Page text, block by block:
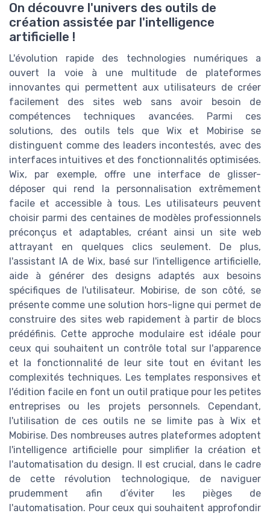
On découvre l'univers des outils de
création assistée par l'intelligence
artificielle !
L'évolution rapide des technologies numériques a
ouvert la voie à une multitude de plateformes
innovantes qui permettent aux utilisateurs de créer
facilement des sites web sans avoir besoin de
compétences techniques avancées. Parmi ces
solutions, des outils tels que Wix et Mobirise se
distinguent comme des leaders incontestés, avec des
interfaces intuitives et des fonctionnalités optimisées.
Wix, par exemple, offre une interface de glisser-
déposer qui rend la personnalisation extrêmement
facile et accessible à tous. Les utilisateurs peuvent
choisir parmi des centaines de modèles professionnels
préconçus et adaptables, créant ainsi un site web
attrayant en quelques clics seulement. De plus,
l'assistant IA de Wix, basé sur l'intelligence artificielle,
aide à générer des designs adaptés aux besoins
spécifiques de l'utilisateur. Mobirise, de son côté, se
présente comme une solution hors-ligne qui permet de
construire des sites web rapidement à partir de blocs
prédéfinis. Cette approche modulaire est idéale pour
ceux qui souhaitent un contrôle total sur l'apparence
et la fonctionnalité de leur site tout en évitant les
complexités techniques. Les templates responsives et
l'édition facile en font un outil pratique pour les petites
entreprises ou les projets personnels. Cependant,
l'utilisation de ces outils ne se limite pas à Wix et
Mobirise. Des nombreuses autres plateformes adoptent
l'intelligence artificielle pour simplifier la création et
l'automatisation du design. Il est crucial, dans le cadre
de cette révolution technologique, de naviguer
prudemment afin d’éviter les pièges de
l'automatisation. Pour ceux qui souhaitent approfondir